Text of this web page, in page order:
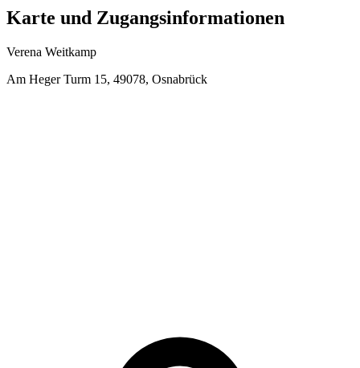
Karte und Zugangsinformationen
Verena Weitkamp
Am Heger Turm 15, 49078, Osnabrück